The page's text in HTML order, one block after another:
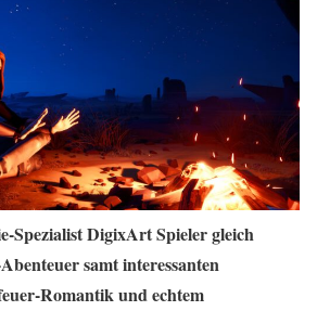
Spezialist DigixArt Spieler gleich
samt interessanten
Romantik und echtem